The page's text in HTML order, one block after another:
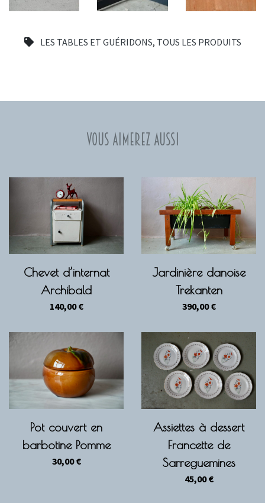
LES TABLES ET GUÉRIDONS, TOUS LES PRODUITS
Vous aimerez aussi
Chevet d’internat
Archibald
140,00€
Jardinière danoise
Trekanten
390,00€
Pot couvert en
barbotine Pomme
30,00€
Assiettes à dessert
Francette de
Sarreguemines
45,00€